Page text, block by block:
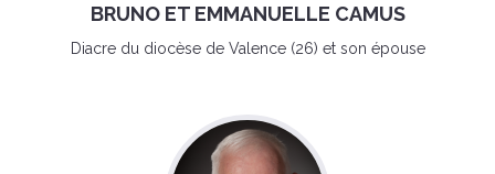
BRUNO ET EMMANUELLE CAMUS
Diacre du diocèse de Valence (26) et son épouse